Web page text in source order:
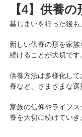
【4】供養
墓じまいを行った後も
新しい供養の形を家
続けることが大切です
供養方法は多様化し
養など、さまざまな選
家族の信仰やライフ
養を大切に続けていき